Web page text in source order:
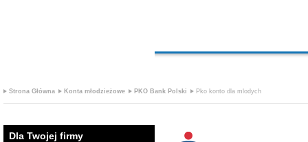
Strona Główna Konta młodzieżowe PKO Bank Polski Pko konto dla mlodych
Dla Twojej firmy